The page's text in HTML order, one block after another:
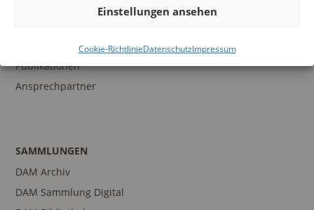
Einstellungen ansehen
Cookie-RichtlinieDatenschutzImpressum
Führungen und Touren
Publikationen
Ansprechpartner
SAMMLUNGEN
DAM Archiv
DAM Sammlung Digital